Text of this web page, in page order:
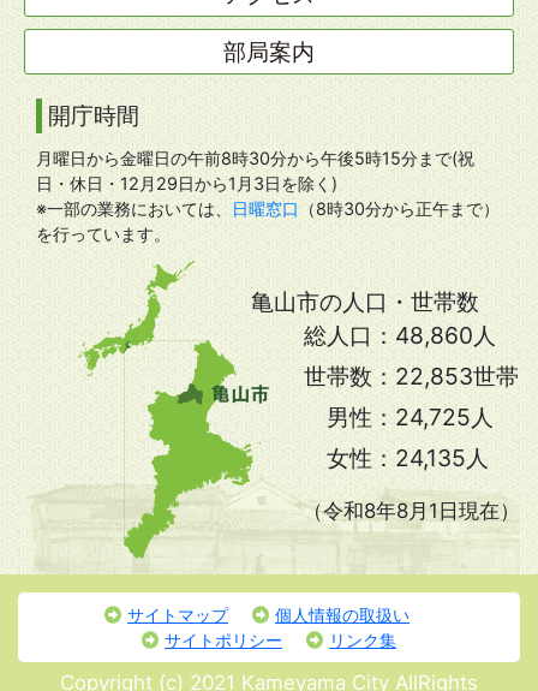
部局案内
開庁時間
月曜日から金曜日の午前8時30分から午後5時15分まで(祝
日・休日・12月29日から1月3日を除く)
※一部の業務においては、
日曜窓口
（8時30分から正午まで）
を行っています。
亀山市の人口・世帯数
総人口： 48,860人
世帯数： 22,853世帯
男性： 24,725人
女性： 24,135人
（令和8年8月1日現在）
サイトマップ
個人情報の取扱い
サイトポリシー
リンク集
Copyright (c) 2021 Kameyama City AllRights